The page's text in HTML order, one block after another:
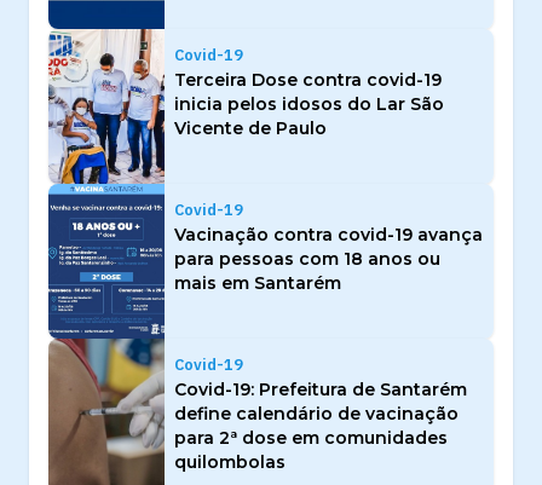
Covid-19
Terceira Dose contra covid-19
inicia pelos idosos do Lar São
Vicente de Paulo
Covid-19
Vacinação contra covid-19 avança
para pessoas com 18 anos ou
mais em Santarém
Covid-19
Covid-19: Prefeitura de Santarém
define calendário de vacinação
para 2ª dose em comunidades
quilombolas